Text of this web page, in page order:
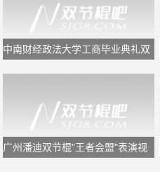
中南财经政法大学工商毕业典礼双
广州潘迪双节棍"王者会盟"表演视